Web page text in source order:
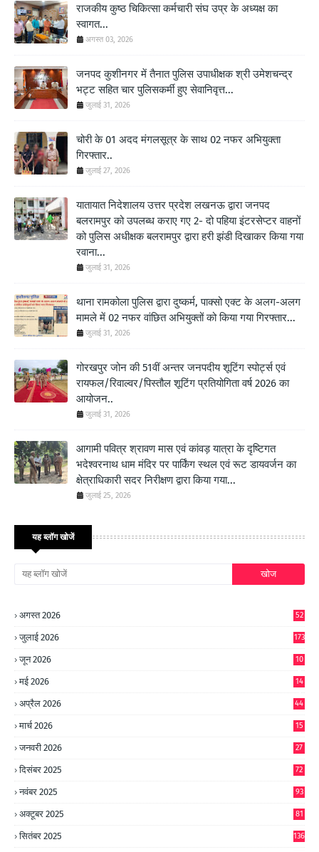
राजकीय कुष्ठ चिकित्सा कर्मचारी संघ उप्र के अध्यक्ष का
स्वागत...
अगस्त 03, 2026
जनपद कुशीनगर में तैनात पुलिस उपाधीक्षक श्री उमेशचन्द्र
भट्ट सहित चार पुलिसकर्मी हुए सेवानिवृत्त...
जुलाई 31, 2026
चोरी के 01 अदद मंगलसूत्र के साथ 02 नफर अभियुक्ता
गिरफ्तार..
जुलाई 27, 2026
यातायात निदेशालय उत्तर प्रदेश लखनऊ द्वारा जनपद
बलरामपुर को उपलब्ध कराए गए 2- दो पहिया इंटरसेप्टर वाहनों
को पुलिस अधीक्षक बलरामपुर द्वारा हरी झंडी दिखाकर किया गया
रवाना...
जुलाई 31, 2026
थाना रामकोला पुलिस द्वारा दुष्कर्म, पाक्सो एक्ट के अलग-अलग
मामले में 02 नफर वांछित अभियुक्तों को किया गया गिरफ्तार...
जुलाई 31, 2026
गोरखपुर जोन की 51वीं अन्तर जनपदीय शूटिंग स्पोर्ट्स एवं
रायफल/रिवाल्वर/पिस्तौल शूटिंग प्रतियोगिता वर्ष 2026 का
आयोजन..
जुलाई 31, 2026
आगामी पवित्र श्रावण मास एवं कांवड़ यात्रा के दृष्टिगत
भदेश्वरनाथ धाम मंदिर पर पार्किंग स्थल एवं रूट डायवर्जन का
क्षेत्राधिकारी सदर निरीक्षण द्वारा किया गया...
जुलाई 25, 2026
यह ब्लॉग खोजें
अगस्त 2026 52
जुलाई 2026 173
जून 2026
10
मई 2026
14
अप्रैल 2026 44
मार्च 2026 15
जनवरी 2026 27
दिसंबर 2025 72
नवंबर 2025 93
अक्टूबर 2025 81
सितंबर 2025 136